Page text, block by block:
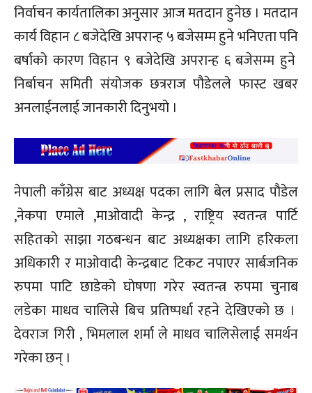
निर्वाचन कार्यतालिका अनुसार आज मतदान हुनेछ । मतदान
कार्य विहान ८ बजेदेखि अपरान्ह ५ बजेसम्म हुने भनिएता पनि
बर्षाको कारण विहान ९ बजेदेखि अपरान्ह ६ बजेसम्म हुने
निर्बाचन समिती संयोजक छत्रराज पौडेलले फास्ट खबर
अनलाईनलाई जानकारी दिनुभयो ।
नेपाली काँग्रेस बाट अध्यक्ष पदका लागि बेल प्रसाद पौडेल
,नेकपा एमाले ,माओवादी केन्द्र , राष्ट्रिय स्वतन्त्र पार्टि
सहितको साझा गठबन्धन बाट अध्यक्षका लागि हरिकला
अधिकारी र माओवादी केन्द्रबाट टिकट नपाएर सार्बजनिक
रुपमा पाटि छाडेको घोषणा गरेर स्वतन्त्र रुपमा चुनाब
लडेका माधव चालिसे बिच प्रतिष्पर्धा रहने देखिएको छ ।
देवराज गिरी , भिमलाल शर्मा ले माधव चालिसेलाई समर्थन
गरेका छन् ।